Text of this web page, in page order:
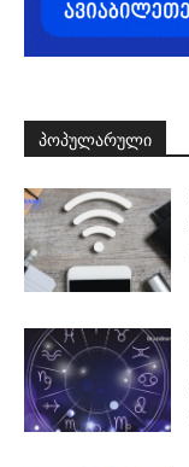
ᲞᲝᲞᲣᲚᲐᲠᲣᲚᲘ